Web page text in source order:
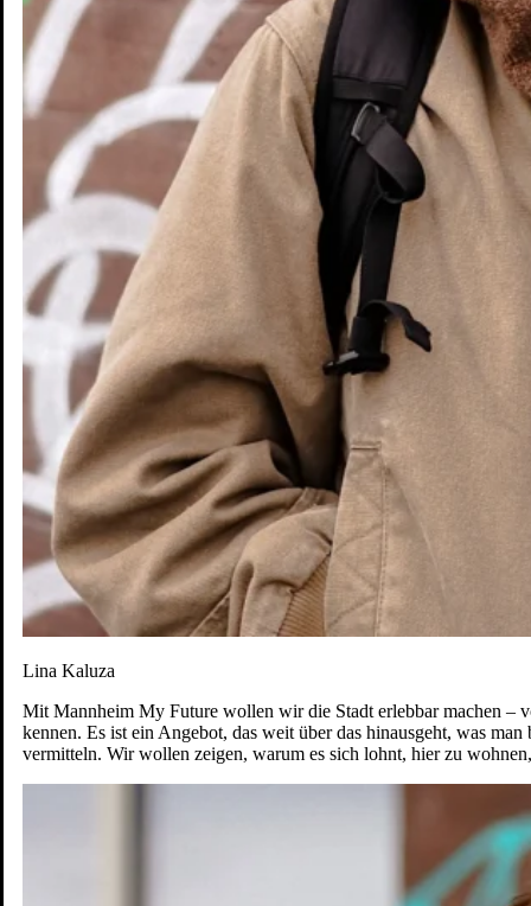
Lina Kaluza
Mit Mannheim My Future wollen wir die Stadt erlebbar machen –
kennen. Es ist ein Angebot, das weit über das hinausgeht, was
vermitteln. Wir wollen zeigen, warum es sich lohnt, hier zu